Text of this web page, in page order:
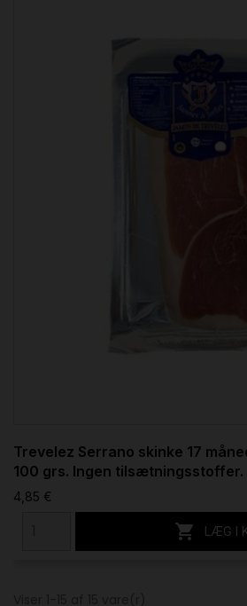
Trevelez Serrano skinke 17
100 grs. Ingen tilsætningsstoffer.
4,85 €
 LÆG I